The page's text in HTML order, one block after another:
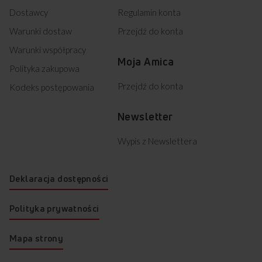
Dostawcy
Warunki dostaw
Warunki współpracy
Polityka zakupowa
Kodeks postępowania
Regulamin konta
Przejdź do konta
Moja Amica
Przejdź do konta
Newsletter
Wypis z Newslettera
Deklaracja dostępności
Polityka prywatności
Mapa strony